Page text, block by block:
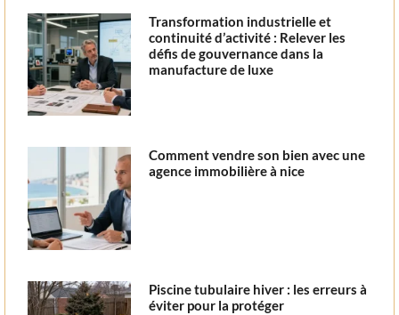
Transformation industrielle et
continuité d’activité : Relever les
défis de gouvernance dans la
manufacture de luxe
Comment vendre son bien avec une
agence immobilière à nice
Piscine tubulaire hiver : les erreurs à
éviter pour la protéger